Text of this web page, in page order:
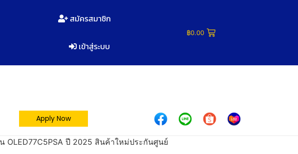
สมัครสมาชิก
เข้าสู่ระบบ
฿0.00
Apply Now
OLED77C5PSA ปี 2025 สินค้าใหม่ประกันศูนย์